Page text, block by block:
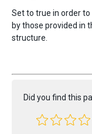
Set to true in order
by those provided in
structure.
Did you find this